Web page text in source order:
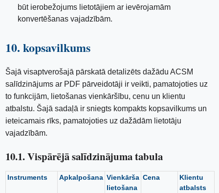
būt ierobežojums lietotājiem ar ievērojamām
konvertēšanas vajadzībām.
10. kopsavilkums
Šajā visaptverošajā pārskatā detalizēts dažādu ACSM
salīdzinājums ar PDF pārveidotāji ir veikti, pamatojoties uz
to funkcijām, lietošanas vienkāršību, cenu un klientu
atbalstu. Šajā sadaļā ir sniegts kompakts kopsavilkums un
ieteicamais rīks, pamatojoties uz dažādām lietotāju
vajadzībām.
10.1. Vispārējā salīdzinājuma tabula
Instruments Apkalpošana Vienkārša
lietošana
Сena
Klientu
atbalsts